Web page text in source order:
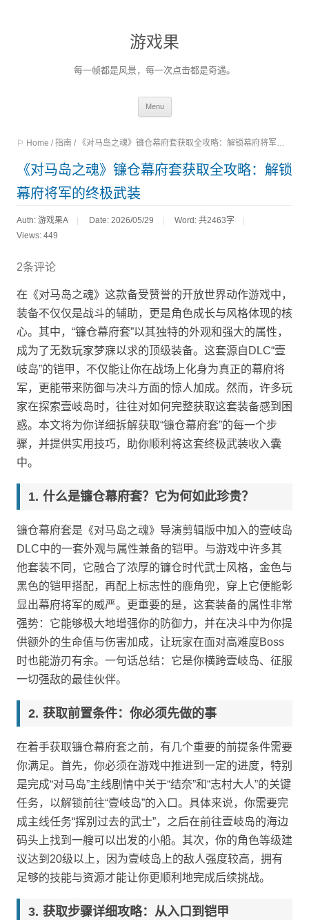
游戏果
每一帧都是风景，每一次点击都是奇遇。
Menu
content
⚐ Home / 指南 / 《对马岛之魂》镰仓幕府套获取全攻略：解锁幕府将军的终极武装
《对马岛之魂》镰仓幕府套获取全攻略：解锁
幕府将军的终极武装
Auth: 游戏果A Date: 2026/05/29 Word: 共2463字
Views: 449
2条评论
在《对马岛之魂》这款备受赞誉的开放世界动作游戏中，
装备不仅仅是战斗的辅助，更是角色成长与风格体现的核
心。其中，“镰仓幕府套”以其独特的外观和强大的属性，
成为了无数玩家梦寐以求的顶级装备。这套源自DLC“壹
岐岛”的铠甲，不仅能让你在战场上化身为真正的幕府将
军，更能带来防御与决斗方面的惊人加成。然而，许多玩
家在探索壹岐岛时，往往对如何完整获取这套装备感到困
惑。本文将为你详细拆解获取“镰仓幕府套”的每一个步
骤，并提供实用技巧，助你顺利将这套终极武装收入囊
中。
什么是镰仓幕府套？它为何如此珍贵？
镰仓幕府套是《对马岛之魂》导演剪辑版中加入的壹岐岛
DLC中的一套外观与属性兼备的铠甲。与游戏中许多其
他套装不同，它融合了浓厚的镰仓时代武士风格，金色与
黑色的铠甲搭配，再配上标志性的鹿角兜，穿上它便能彰
显出幕府将军的威严。更重要的是，这套装备的属性非常
强势：它能够极大地增强你的防御力，并在决斗中为你提
供额外的生命值与伤害加成，让玩家在面对高难度Boss
时也能游刃有余。一句话总结：它是你横跨壹岐岛、征服
一切强敌的最佳伙伴。
获取前置条件：你必须先做的事
在着手获取镰仓幕府套之前，有几个重要的前提条件需要
你满足。首先，你必须在游戏中推进到一定的进度，特别
是完成“对马岛”主线剧情中关于“结奈”和“志村大人”的关键
任务，以解锁前往“壹岐岛”的入口。具体来说，你需要完
成主线任务“挥别过去的武士”，之后在前往壹岐岛的海边
码头上找到一艘可以出发的小船。其次，你的角色等级建
议达到20级以上，因为壹岐岛上的敌人强度较高，拥有
足够的技能与资源才能让你更顺利地完成后续挑战。
获取步骤详细攻略：从入口到铠甲